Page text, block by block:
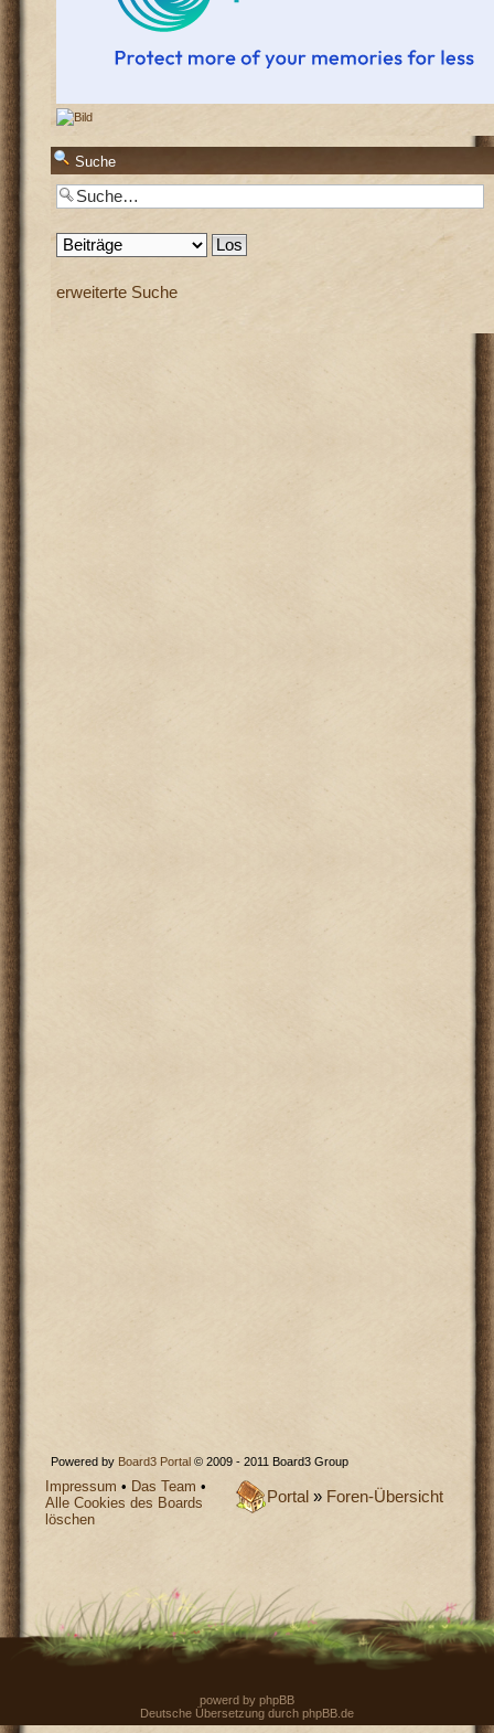
Suche
erweiterte Suche
Powered by Board3 Portal © 2009 - 2011 Board3 Group
Portal » Foren-Übersicht
Impressum • Das Team •
Alle Cookies des Boards
löschen
powerd by phpBB
Deutsche Übersetzung durch phpBB.de